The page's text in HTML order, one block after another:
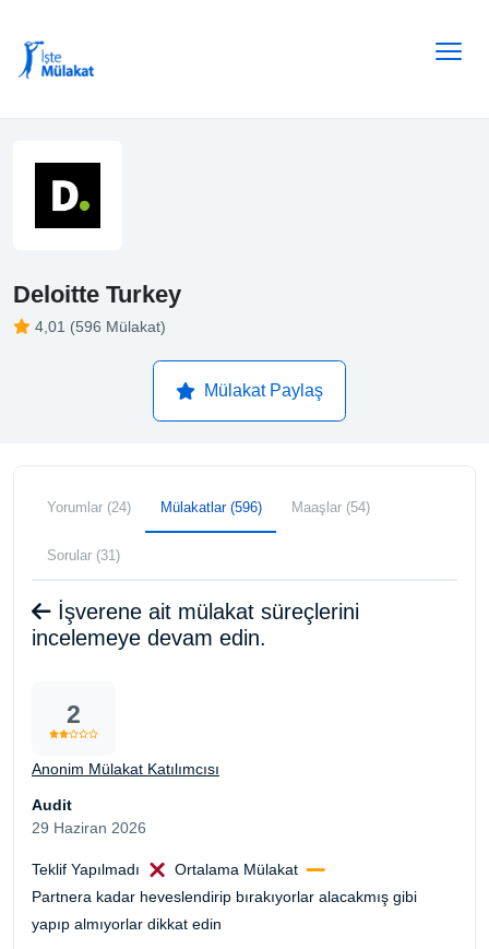
Deloitte Turkey
4,01 (596 Mülakat)
Mülakat Paylaş
Yorumlar (24) Mülakatlar (596) Maaşlar (54)
Sorular (31)
İşverene ait mülakat süreçlerini
incelemeye devam edin.
2
Anonim Mülakat Katılımcısı
Audit
29 Haziran 2026
Teklif Yapılmadı
Ortalama Mülakat
Partnera kadar heveslendirip bırakıyorlar alacakmış gibi
yapıp almıyorlar dikkat edin